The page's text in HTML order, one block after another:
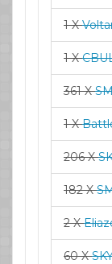
1 X
1 X
361 X
1 X
206 X
182 X
2 X
60 X